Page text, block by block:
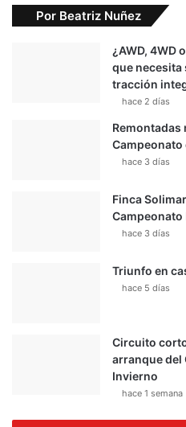
Por Beatriz Nuñez
¿AWD, 4WD
que necesita
tracción
hace 2 días
Remontadas
Campeonato
hace 3 días
Finca
Campeonato
hace 3 días
Triunfo en
hace 5 días
Circuito
arranque del
Invierno
hace 1 semana